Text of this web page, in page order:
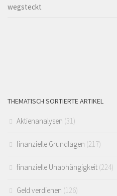
THEMATISCH SORTIERTE ARTIKEL
Aktienanalysen (31)
finanzielle Grundlagen (217)
finanzielle Unabhängigkeit (224)
Geld verdienen (126)